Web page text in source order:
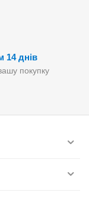
14 днів
покупку